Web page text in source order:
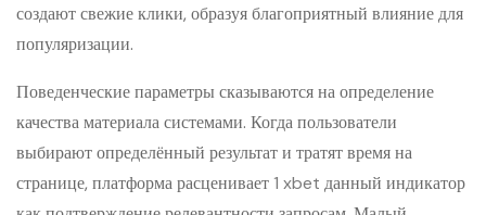
создают свежие клики, образуя благоприятный влияние для
популяризации.
Поведенческие параметры сказываются на определение
качества материала системами. Когда пользователи
выбирают определённый результат и тратят время на
странице, платформа расценивает1 xbet данный индикатор